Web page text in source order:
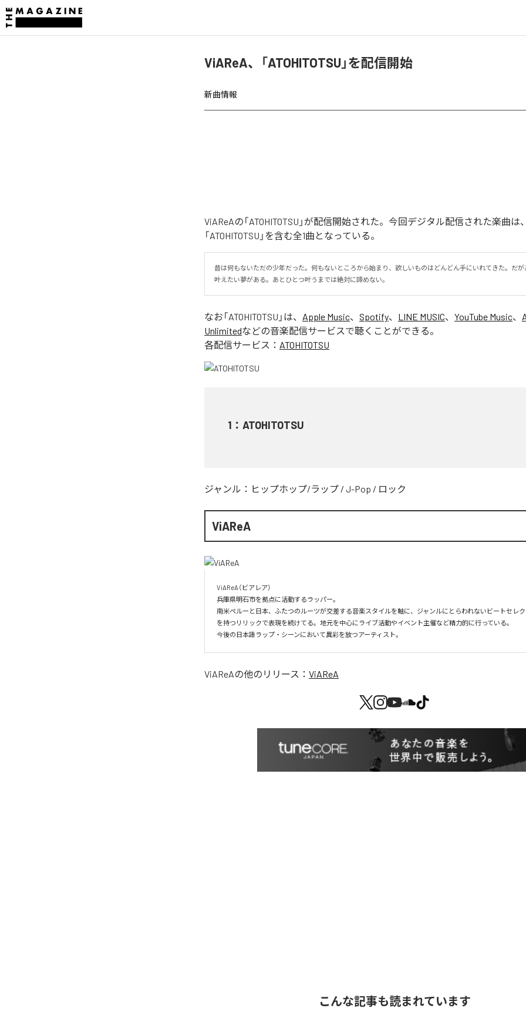
ViAReA、「ATOHITOTSU」を配信開始
新曲情報
ViAReAの「ATOHITOTSU」が配信開始された。今回デジタル配信された楽曲は、
「ATOHITOTSU」を含む全1曲となっている。
昔は何もないただの少年だった。何もないところから始まり、欲しいものはどんどん手にいれてきた。だが
叶えたい夢がある。あとひとつ叶うまでは絶対に諦めない。
なお「ATOHITOTSU 」は、 Apple Music、 Spotify、 LINE MUSIC、 YouTube Music、
Unlimitedなどの音楽配信サービスで聴くことができる。
各配信サービス： ATOHITOTSU
1 ： ATOHITOTSU
ジャンル： ヒップホップ/ラップ / J-Pop / ロック
ViAReA
ViAReA（ビアレア）
兵庫県明石市を拠点に活動するラッパー。
南米ペルーと日本、ふたつのルーツが交差する音楽スタイルを軸に、ジャンルにとらわれないビートセレ
を持つリリックで表現を続けてる。地元を中心にライブ活動やイベント主催など精力的に行っている。
ViAReAの他のリリース： ViAReA
こんな記事も読まれています